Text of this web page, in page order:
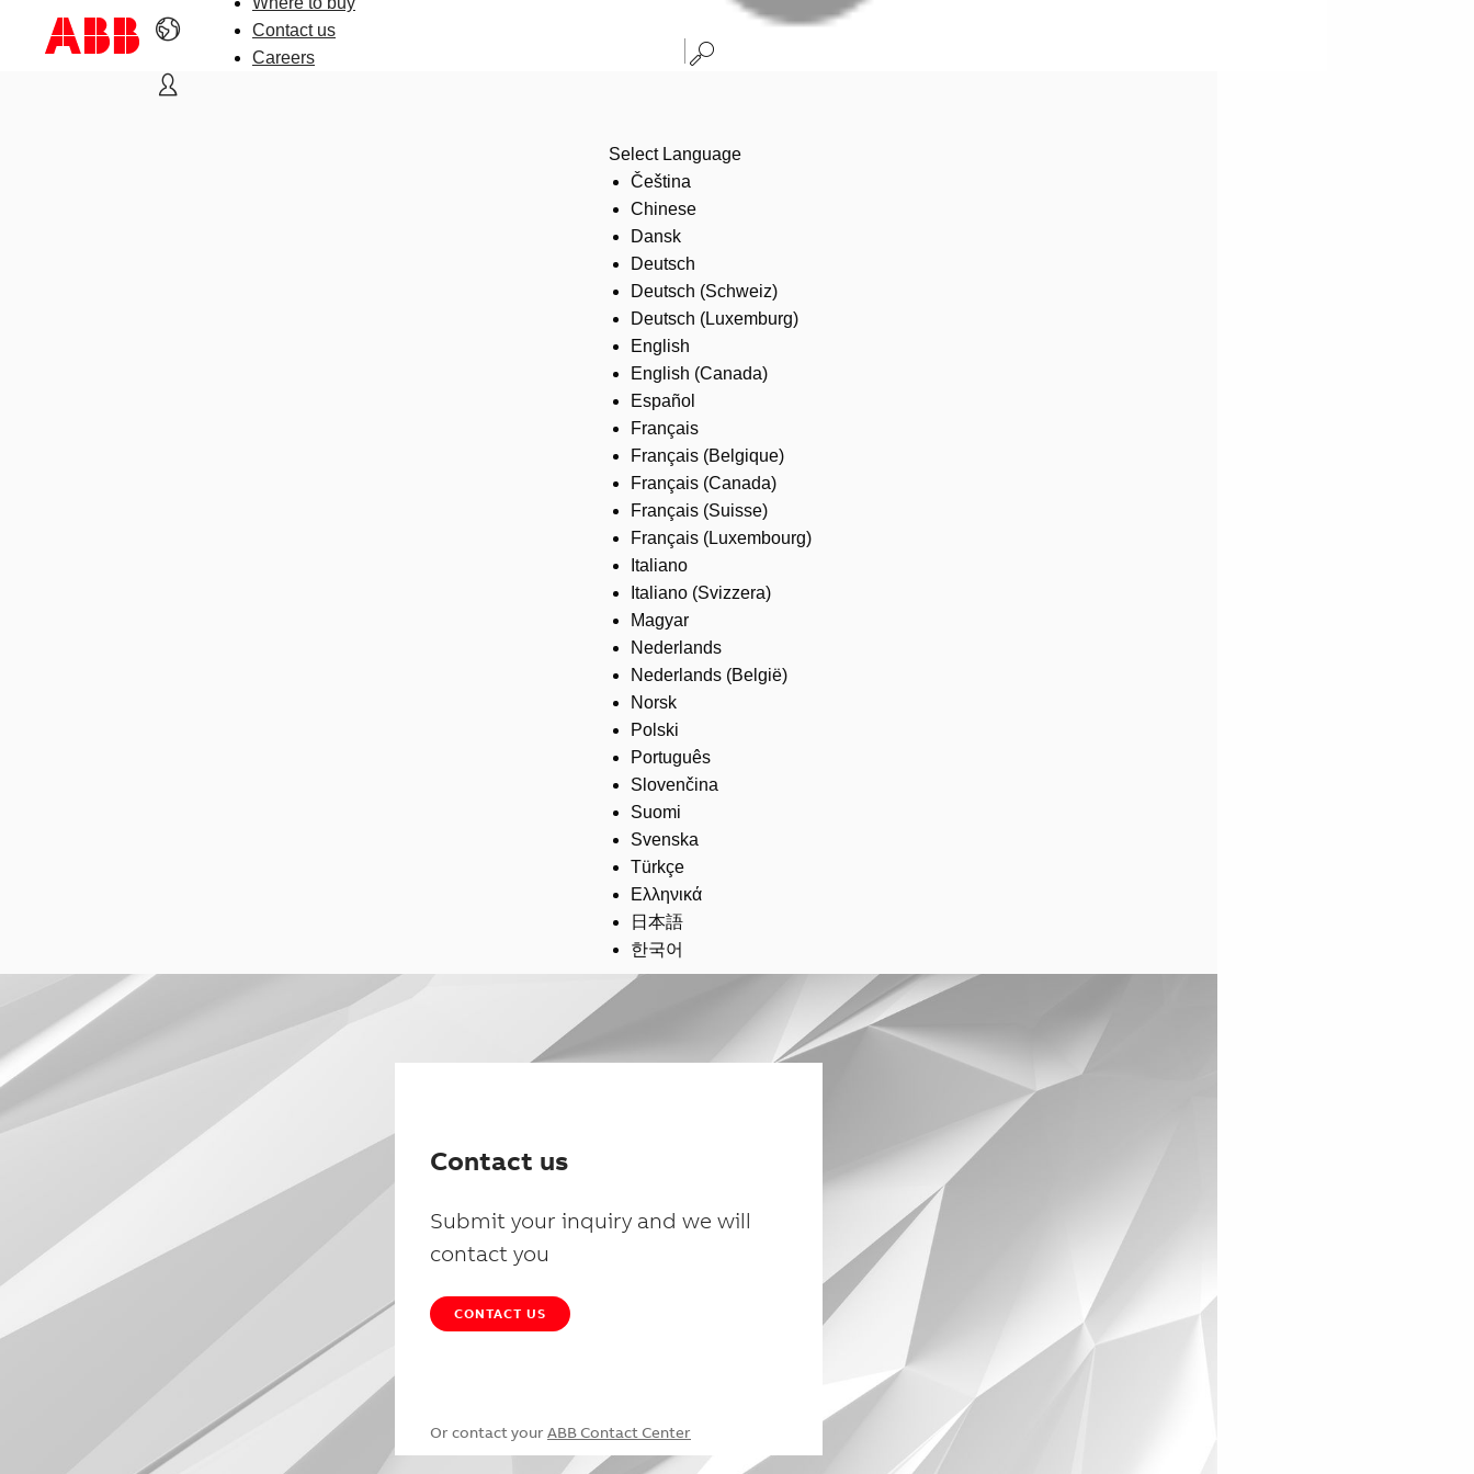
Contact us
Careers
Select Language
Čeština
Chinese
Dansk
Deutsch
Deutsch (Schweiz)
Deutsch (Luxemburg)
English
English (Canada)
Español
Français
Français (Belgique)
Français (Canada)
Français (Suisse)
Français (Luxembourg)
Italiano
Italiano (Svizzera)
Magyar
Nederlands
Nederlands (België)
Norsk
Polski
Português
Slovenčina
Suomi
Svenska
Türkçe
Ελληνικά
日本語
한국어
Contact us
Submit your inquiry and we will
contact you
CONTACT US
Or contact your ABB Contact Center